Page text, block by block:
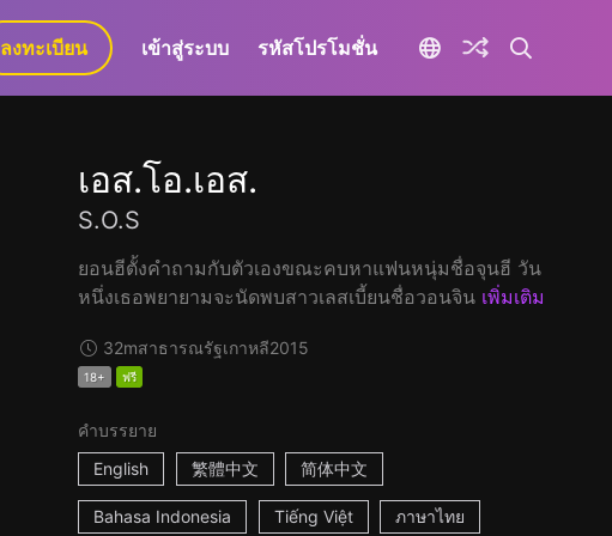
GaLa+
ลงทะเบียน เข้าสู่ระบบ รหัสโปรโมชั่น
เอส.โอ.เอส.
S.O.S
ยอนฮีตั้งคำถามกับตัวเองขณะคบหาแฟนหนุ่มชื่อจุนฮี วัน
หนึ่งเธอพยายามจะนัดพบสาวเลสเบี้ยนชื่อวอนจิน เพิ่มเติม
32mสาธารณรัฐเกาหลี2015
18+ ฟรี
คำบรรยาย
English
繁體中文 简体中文
Bahasa Indonesia Tiếng Việt ภาษาไทย